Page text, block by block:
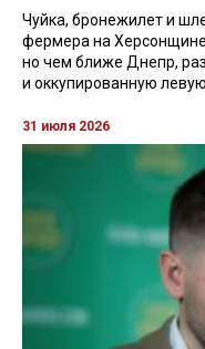
Чуйка, бронежилет и
фермера на
но чем ближе Днепр,
и оккупированную
31 июля 2026